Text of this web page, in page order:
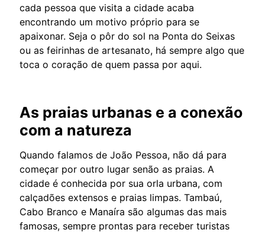
cada pessoa que visita a cidade acaba
encontrando um motivo próprio para se
apaixonar. Seja o pôr do sol na Ponta do Seixas
ou as feirinhas de artesanato, há sempre algo que
toca o coração de quem passa por aqui.
As praias urbanas e a conexão
com a natureza
Quando falamos de João Pessoa, não dá para
começar por outro lugar senão as praias. A
cidade é conhecida por sua orla urbana, com
calçadões extensos e praias limpas. Tambaú,
Cabo Branco e Manaíra são algumas das mais
famosas, sempre prontas para receber turistas